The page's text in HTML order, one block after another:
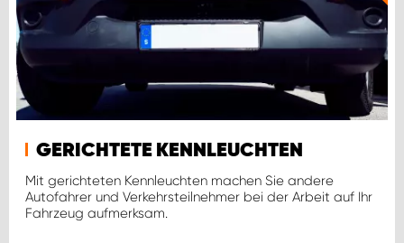
GERICHTETE KENNLEUCHTEN
Mit gerichteten Kennleuchten machen Sie andere
Autofahrer und Verkehrsteilnehmer bei der Arbeit auf Ihr
Fahrzeug aufmerksam.